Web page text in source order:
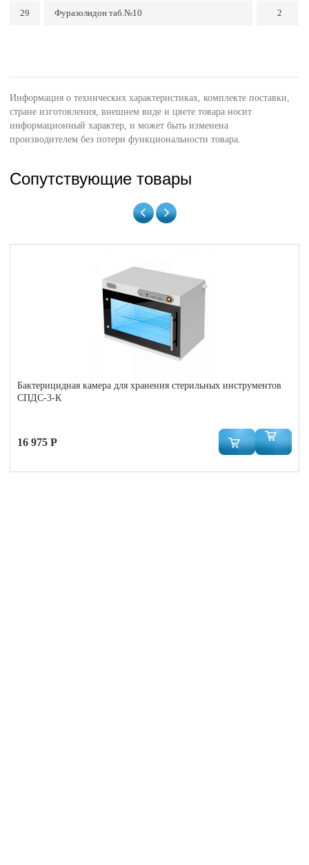
29 Фуразолидон таб.№10 2
Информация о технических характеристиках, комплекте поставки,
стране изготовления, внешнем виде и цвете товара носит
информационный характер, и может быть изменена
производителем без потери функциональности товара.
Сопутствующие товары
Бактерицидная камера для хранения стерильных инструментов
СПДС-3-К
16 975 Р